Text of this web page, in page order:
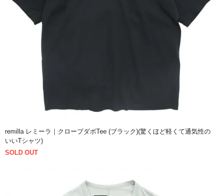
remilla レミーラ｜クロープダボTee (ブラック)(驚くほど軽くて通気性の
いいTシャツ)
SOLD OUT